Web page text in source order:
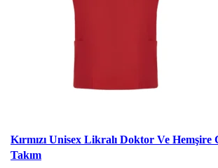
Kırmızı Unisex Likralı Doktor Ve
Takım